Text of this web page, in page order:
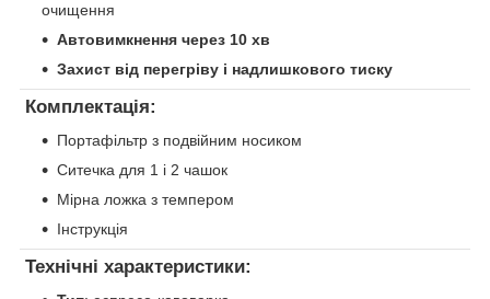
очищення
Автовимкнення через 10 хв
Захист від перегріву і надлишкового тиску
Комплектація:
Портафільтр з подвійним носиком
Ситечка для 1 і 2 чашок
Мірна ложка з темпером
Інструкція
Технічні характеристики: